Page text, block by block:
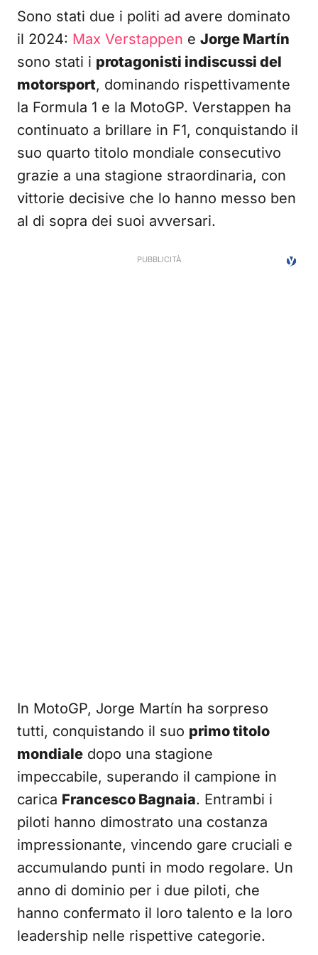
Sono stati due i politi ad avere dominato
il 2024: Max Verstappen e Jorge Martín
sono stati i protagonisti indiscussi del
motorsport, dominando rispettivamente
la Formula 1 e la MotoGP. Verstappen ha
continuato a brillare in F1, conquistando il
suo quarto titolo mondiale consecutivo
grazie a una stagione straordinaria, con
vittorie decisive che lo hanno messo ben
al di sopra dei suoi avversari.
In MotoGP, Jorge Martín ha sorpreso
tutti, conquistando il suo primo titolo
mondiale dopo una stagione
impeccabile, superando il campione in
carica Francesco Bagnaia. Entrambi i
piloti hanno dimostrato una costanza
impressionante, vincendo gare cruciali e
accumulando punti in modo regolare. Un
anno di dominio per i due piloti, che
hanno confermato il loro talento e la loro
leadership nelle rispettive categorie.